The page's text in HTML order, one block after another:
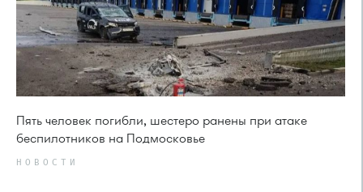
Пять человек погибли, шестеро ранены при атаке
беспилотников на Подмосковье
НОВОСТИ